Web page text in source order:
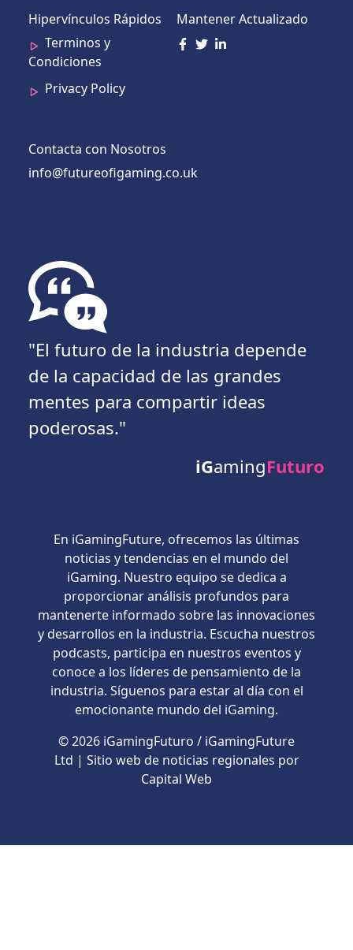
Hipervínculos Rápidos
Terminos y
Condiciones
Privacy Policy
Mantener Actualizado
Contacta con Nosotros
info@futureofigaming.co.uk
"El futuro de la industria depende
de la capacidad de las grandes
mentes para compartir ideas
poderosas."
iGamingFuturo
En iGamingFuture, ofrecemos las últimas
noticias y tendencias en el mundo del
iGaming. Nuestro equipo se dedica a
proporcionar análisis profundos para
mantenerte informado sobre las innovaciones
y desarrollos en la industria. Escucha nuestros
podcasts, participa en nuestros eventos y
conoce a los líderes de pensamiento de la
industria. Síguenos para estar al día con el
emocionante mundo del iGaming.
© 2026 iGamingFuturo / iGamingFuture
Ltd | Sitio web de noticias regionales por
Capital Web